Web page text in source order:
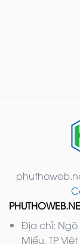
Địa chỉ: Ngõ
Miếu, TP Việt